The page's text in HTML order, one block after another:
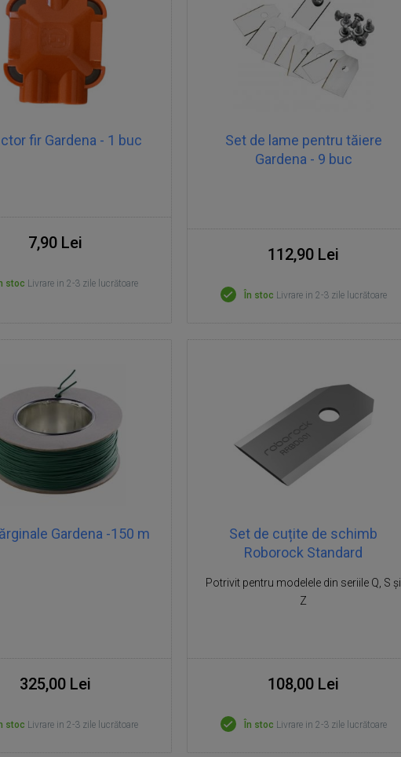
fir Gardena - 1 buc
7,90 Lei
stoc Livrare in 2-3 zile lucrătoare
Set de lame pentru tăiere
Gardena - 9 buc
112,90 Lei
În stoc Livrare in 2-3 zile lucrătoare
Gardena -150 m
325,00 Lei
stoc Livrare in 2-3 zile lucrătoare
Set de cuțite de schimb
Roborock Standard
Potrivit pentru modelele din seriile Q, S și
Z
108,00 Lei
În stoc Livrare in 2-3 zile lucrătoare